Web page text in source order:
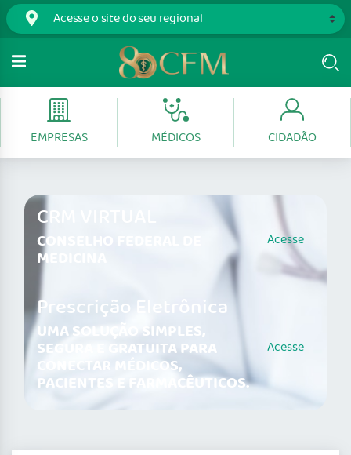
EMPRESAS MÉDICOS CIDADÃO
CRM VIRTUAL
CONSELHO FEDERAL DE
MEDICINA
Acesse
Prescrição Eletrônica
UMA SOLUÇÃO SIMPLES,
SEGURA E GRATUITA PARA
CONECTAR MÉDICOS,
PACIENTES E FARMACÊUTICOS.
Acesse